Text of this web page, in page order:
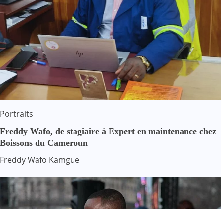
Portraits
Freddy Wafo, de stagiaire à Expert en maintenance chez
Boissons du Cameroun
Freddy Wafo Kamgue